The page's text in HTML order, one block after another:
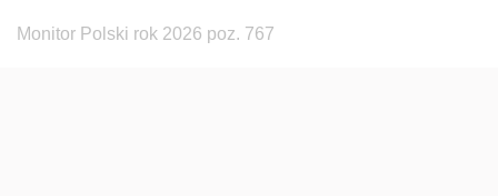
Monitor Polski rok 2026 poz. 767